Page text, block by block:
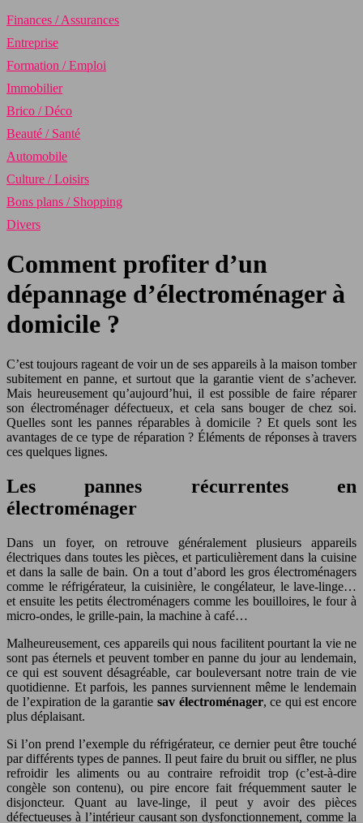
Finances / Assurances
Entreprise
Formation / Emploi
Immobilier
Brico / Déco
Beauté / Santé
Automobile
Culture / Loisirs
Bons plans / Shopping
Divers
Comment profiter d’un
dépannage d’électroménager à
domicile ?
C’est toujours rageant de voir un de ses appareils à la maison tomber
subitement en panne, et surtout que la garantie vient de s’achever.
Mais heureusement qu’aujourd’hui, il est possible de faire réparer
son électroménager défectueux, et cela sans bouger de chez soi.
Quelles sont les pannes réparables à domicile ? Et quels sont les
avantages de ce type de réparation ? Éléments de réponses à travers
ces quelques lignes.
Les pannes récurrentes en
électroménager
Dans un foyer, on retrouve généralement plusieurs appareils
électriques dans toutes les pièces, et particulièrement dans la cuisine
et dans la salle de bain. On a tout d’abord les gros électroménagers
comme le réfrigérateur, la cuisinière, le congélateur, le lave-linge…
et ensuite les petits électroménagers comme les bouilloires, le four à
micro-ondes, le grille-pain, la machine à café…
Malheureusement, ces appareils qui nous facilitent pourtant la vie ne
sont pas éternels et peuvent tomber en panne du jour au lendemain,
ce qui est souvent désagréable, car bouleversant notre train de vie
quotidienne. Et parfois, les pannes surviennent même le lendemain
de l’expiration de la garantie sav électroménager, ce qui est encore
plus déplaisant.
Si l’on prend l’exemple du réfrigérateur, ce dernier peut être touché
par différents types de pannes. Il peut faire du bruit ou siffler, ne plus
refroidir les aliments ou au contraire refroidit trop (c’est-à-dire
congèle son contenu), ou pire encore fait fréquemment sauter le
disjoncteur. Quant au lave-linge, il peut y avoir des pièces
défectueuses à l’intérieur causant son dysfonctionnement, comme la